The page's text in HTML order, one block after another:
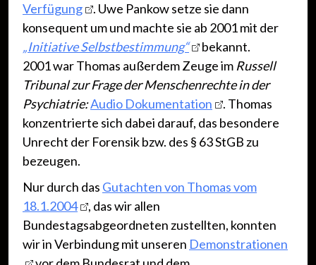
Verfügung
. Uwe Pankow setze sie dann
konsequent um und machte sie ab 2001 mit der
„Initiative Selbstbestimmung“
bekannt.
2001 war Thomas außerdem Zeuge imRussell
Tribunal zur Frage der Menschenrechte in der
Psychiatrie:Audio Dokumentation
. Thomas
konzentrierte sich dabei darauf, das besondere
Unrecht der Forensik bzw. des § 63 StGB zu
bezeugen.
Nur durch das Gutachten von Thomas vom
18.1.2004
, das wir allen
Bundestagsabgeordneten zustellten, konnten
wir in Verbindung mit unseren Demonstrationen